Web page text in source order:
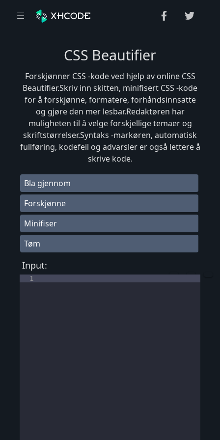
CSS Beautifier
Forskjønner CSS -kode ved hjelp av online CSS
Beautifier.Skriv inn skitten, minifisert CSS -kode
for å forskjønne, formatere, forhåndsinnsatte
og gjøre den mer lesbar.Redaktøren har
muligheten til å velge forskjellige temaer og
skriftstørrelser.Syntaks -markøren, automatisk
fullføring, kodefeil og advarsler er også lettere å
skrive kode.
Bla gjennom
Forskjønne
Minifiser
Tøm
Input:
1